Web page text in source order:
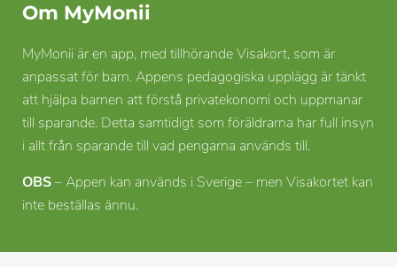
Om MyMonii
MyMonii är en app, med tillhörande Visakort, som är
anpassat för barn. Appens pedagogiska upplägg är tänkt
att hjälpa barnen att förstå privatekonomi och uppmanar
till sparande. Detta samtidigt som föräldrarna har full insyn
i allt från sparande till vad pengarna används till.
OBS– Appen kan används i Sverige – men Visakortet kan
inte beställas ännu.